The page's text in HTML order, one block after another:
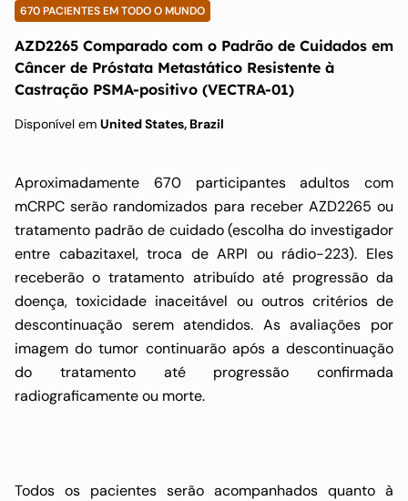
Castração PSMA-positivo
670 PACIENTES EM TODO O MUNDO
AZD2265 Comparado com o Padrão de Cuidados em
Câncer de Próstata Metastático Resistente à
Castração PSMA-positivo (VECTRA-01)
Disponível em United States, Brazil
Aproximadamente 670 participantes adultos com
mCRPC serão randomizados para receber AZD2265 ou
tratamento padrão de cuidado (escolha do investigador
entre cabazitaxel, troca de ARPI ou rádio-223). Eles
receberão o tratamento atribuído até progressão da
doença, toxicidade inaceitável ou outros critérios de
descontinuação serem atendidos. As avaliações por
imagem do tumor continuarão após a descontinuação
do tratamento até progressão confirmada
radiograficamente ou morte.
Todos os pacientes serão acompanhados quanto à